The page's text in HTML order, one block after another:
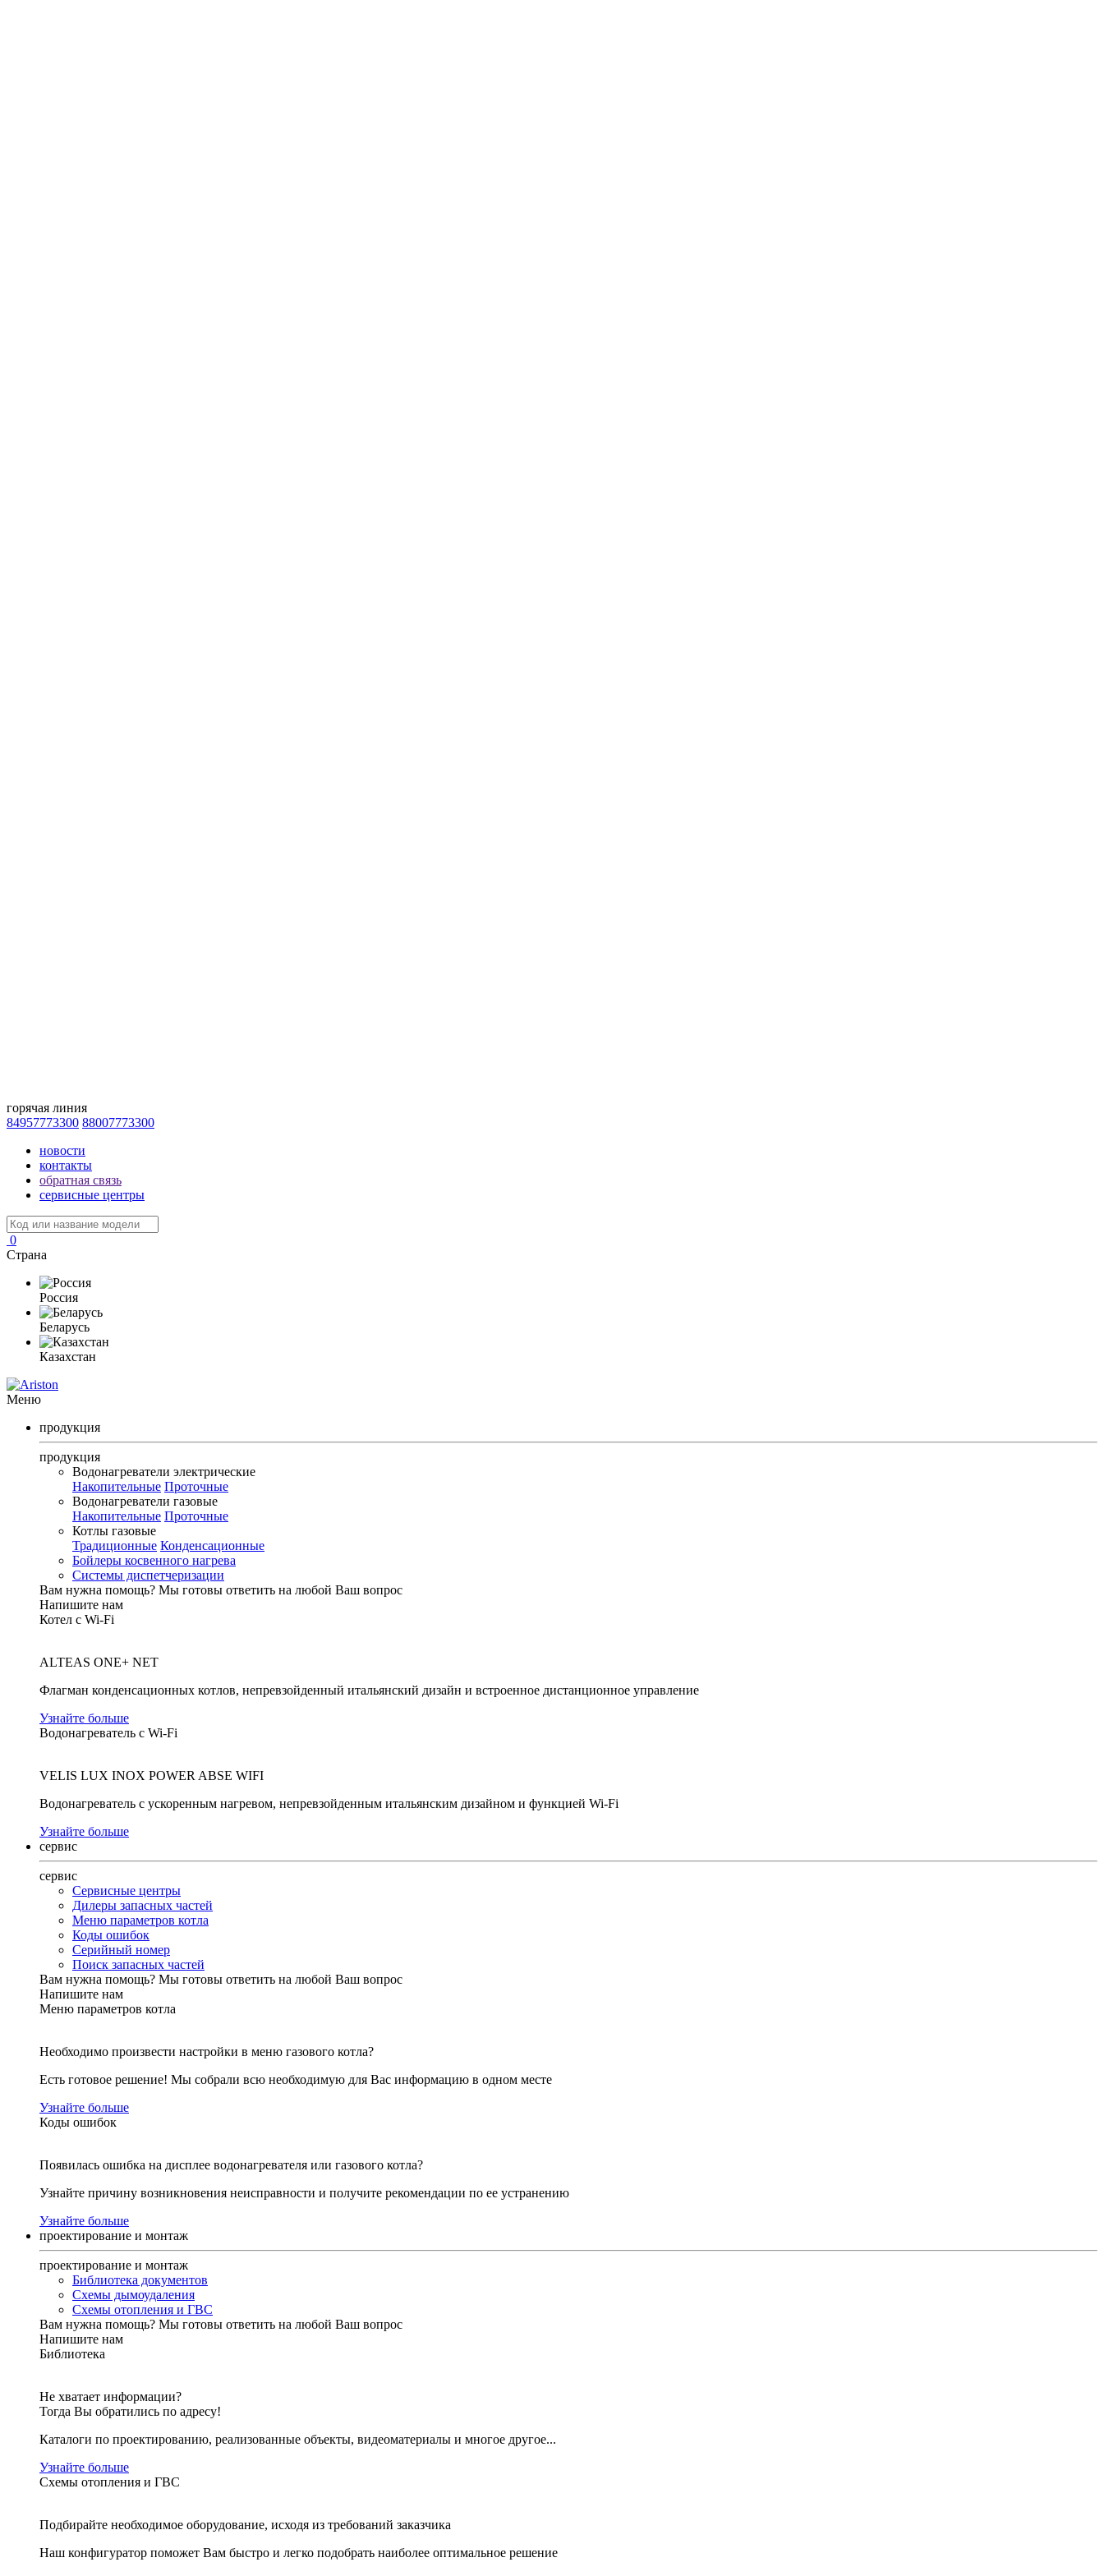
горячая линия
84957773300 88007773300
новости
контакты
обратная связь
сервисные центры
0
Страна
Россия
Беларусь
Казахстан
Меню
продукция
продукция
Водонагреватели электрические
Накопительные Проточные
Водонагреватели газовые
Накопительные Проточные
Котлы газовые
Традиционные Конденсационные
Бойлеры косвенного нагрева
Системы диспетчеризации
Вам нужна помощь? Мы готовы ответить на любой Ваш вопрос
Напишите нам
Котел с Wi-Fi
ALTEAS ONE+ NET
Флагман конденсационных котлов, непревзойденный итальянский дизайн и встроенное дистанционное управление
Узнайте больше
Водонагреватель с Wi-Fi
VELIS LUX INOX POWER ABSE WIFI
Водонагреватель с ускоренным нагревом, непревзойденным итальянским дизайном и функцией Wi-Fi
Узнайте больше
сервис
сервис
Сервисные центры
Дилеры запасных частей
Меню параметров котла
Коды ошибок
Серийный номер
Поиск запасных частей
Вам нужна помощь? Мы готовы ответить на любой Ваш вопрос
Напишите нам
Меню параметров котла
Необходимо произвести настройки в меню газового котла?
Есть готовое решение! Мы собрали всю необходимую для Вас информацию в одном месте
Узнайте больше
Коды ошибок
Появилась ошибка на дисплее водонагревателя или газового котла?
Узнайте причину возникновения неисправности и получите рекомендации по ее устранению
Узнайте больше
проектирование и монтаж
проектирование и монтаж
Библиотека документов
Схемы дымоудаления
Схемы отопления и ГВС
Вам нужна помощь? Мы готовы ответить на любой Ваш вопрос
Напишите нам
Библиотека
Не хватает информации?
Тогда Вы обратились по адресу!
Каталоги по проектированию, реализованные объекты, видеоматериалы и многое другое...
Узнайте больше
Схемы отопления и ГВС
Подбирайте необходимое оборудование, исходя из требований заказчика
Наш конфигуратор поможет Вам быстро и легко подобрать наиболее оптимальное решение